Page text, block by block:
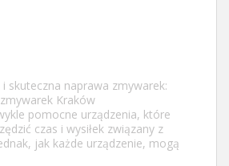
i skuteczna naprawa zmywarek:
Kraków
pomocne urządzenia, które
czas i wysiłek związany z
jak każde urządzenie, mogą